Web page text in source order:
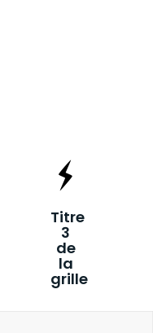
Titre
3
de
la
grille